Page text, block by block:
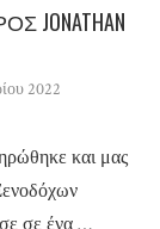
JONATHAN
2022
και μας